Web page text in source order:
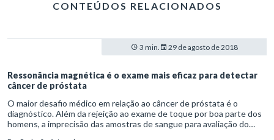
CONTEÚDOS RELACIONADOS
3 min. 29 de agosto de 2018
Ressonância magnética é o exame mais eficaz para detectar
câncer de próstata
O maior desafio médico em relação ao câncer de próstata é o
diagnóstico. Além da rejeição ao exame de toque por boa parte dos
homens, a imprecisão das amostras de sangue para avaliação do